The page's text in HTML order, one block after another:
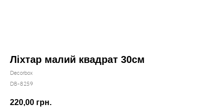
Ліхтар малий квадрат 30см
Decorbox
DB-8259
220,00 грн.